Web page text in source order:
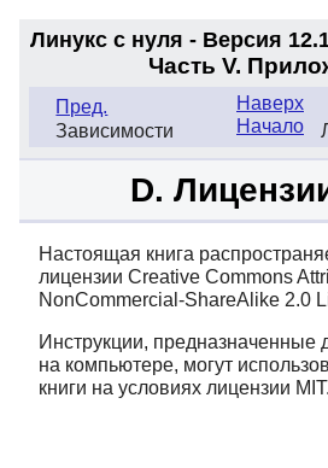
Линукс с нуля - Версия
Часть V.
Пред.
Зависимости
Наверх
Начало
D.
Настоящая книга
лицензии Creative Commons
NonCommercial-ShareAlike 2.0
Инструкции, предназначенные
на компьютере, могут
книги на условиях лицензии MIT.